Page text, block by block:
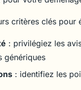
critères clés pour
: privilégiez les
génériques
: identifiez les